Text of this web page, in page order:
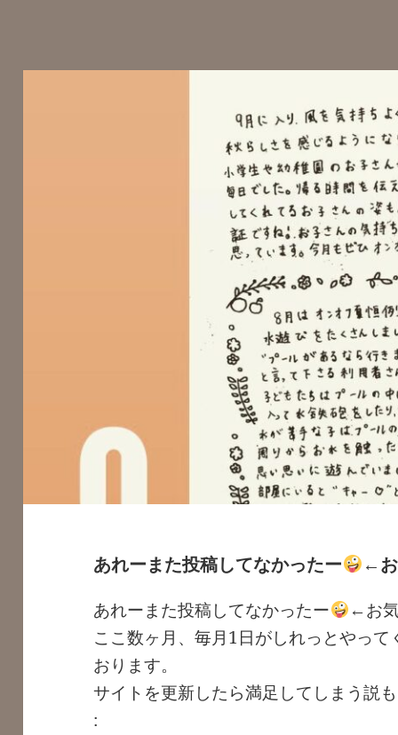
あれーまた投稿してなかったー ←
あれーまた投稿してなかったー
←お
ここ数ヶ月、毎月1日がしれっとやっ
おります。
サイトを更新したら満足してしまう説
: